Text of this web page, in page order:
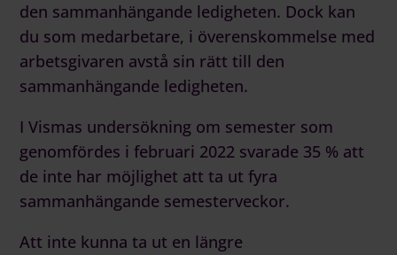
den sammanhängande ledigheten. Dock kan
du som medarbetare, i överenskommelse med
arbetsgivaren avstå sin rätt till den
sammanhängande ledigheten.
I Vismas undersökning om semester som
genomfördes i februari 2022 svarade 35 % att
de inte har möjlighet att ta ut fyra
sammanhängande semesterveckor.
Att inte kunna ta ut en längre